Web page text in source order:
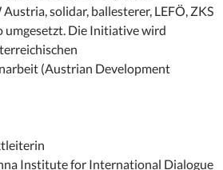
solidar, ballesterer, LEFÖ, ZKS
umgesetzt. Die Initiative wird
(Austrian Development
Institute for International Dialogue